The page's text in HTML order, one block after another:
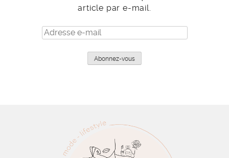
article par e-mail.
Adresse
e-
Abonnez-vous